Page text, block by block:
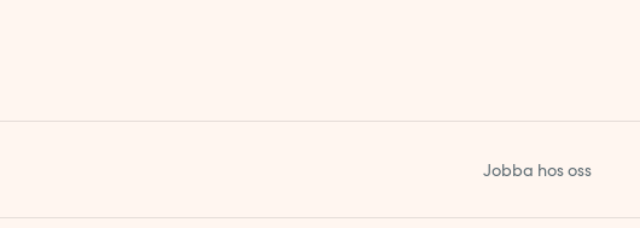
Jobba hos oss